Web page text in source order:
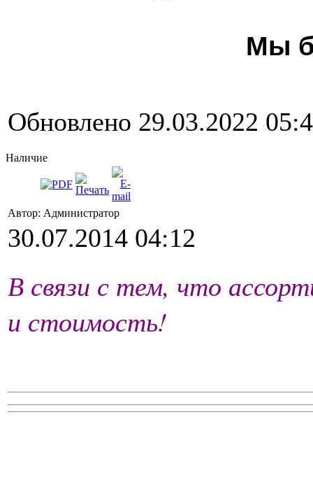
Мы
Обновлено 29.03.2022
Наличие
Автор: Администратор
30.07.2014 04:12
В связи с тем, что
и стоимость!